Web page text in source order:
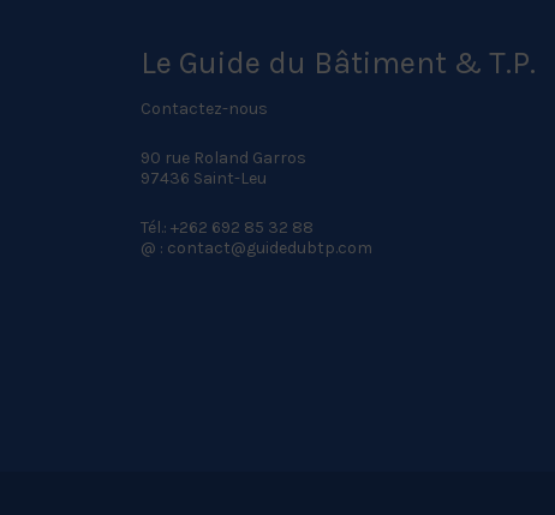
Le Guide du Bâtiment & T.P.
Contactez-nous
90 rue Roland Garros
97436 Saint-Leu
Tél.: +262 692 85 32 88
@ : contact@guidedubtp.com